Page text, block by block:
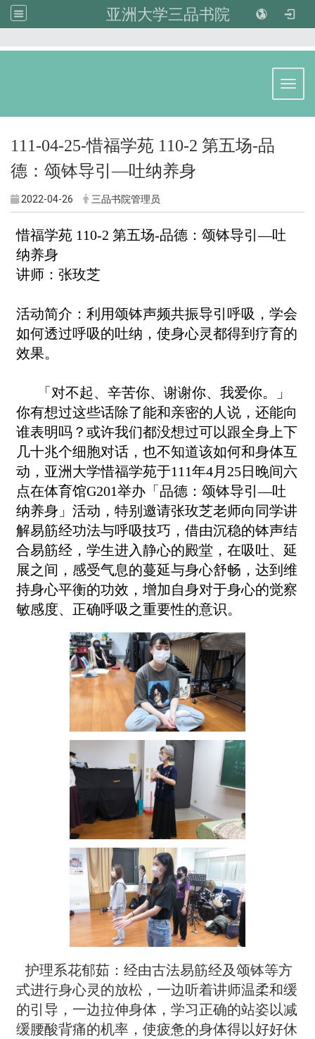
亚洲大学三品书院
111-04-25-惜福学苑 110-2 第五场-品
德：颂钵导引—吐纳养身
2022-04-26 三品书院管理员
惜福学苑 110-2 第五场-品德：颂钵导引—吐
纳养身
讲师：张玫芝
活动简介： 利用颂钵声频共振导引呼吸，学会
如何透过呼吸的吐纳，使身心灵都得到疗育的
效果。
「对不起、辛苦你、谢谢你、我爱你。」
你有想过这些话除了能和亲密的人说，还能向
谁表明吗？或许我们都没想过可以跟全身上下
几十兆个细胞对话，也不知道该如何和身体互
动，亚洲大学惜福学苑于111年4月25日晚间六
点在体育馆G201举办「品德：颂钵导引—吐
纳养身」活动，特别邀请张玫芝老师向同学讲
解易筋经功法与呼吸技巧，借由沉稳的钵声结
合易筋经，学生进入静心的殿堂，在吸吐、延
展之间，感受气息的蔓延与身心舒畅，达到维
持身心平衡的功效，增加自身对于身心的觉察
敏感度、正确呼吸之重要性的意识。
护理系花郁茹：经由古法易筋经及颂钵等方
式进行身心灵的放松，一边听着讲师温柔和缓
的引导，一边拉伸身体，学习正确的站姿以减
缓腰酸背痛的机率，使疲惫的身体得以好好休